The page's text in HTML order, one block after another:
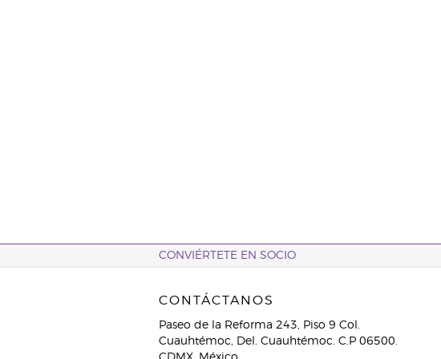
CONVIÉRTETE EN SOCIO
CONTÁCTANOS
Paseo de la Reforma 243, Piso 9 Col.
Cuauhtémoc, Del. Cuauhtémoc. C.P 06500.